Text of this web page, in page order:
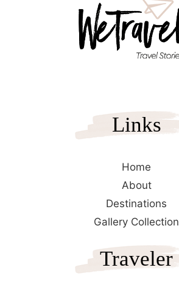
Links
Home
About
Destinations
Gallery Collection
Traveler